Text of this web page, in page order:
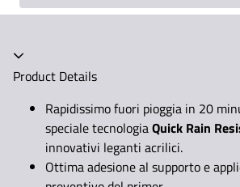
Product Details
Rapidissimo fuori pioggia in 20
speciale tecnologiaQuick Rain
innovativi leganti acrilici.
Ottima adesione al supporto e